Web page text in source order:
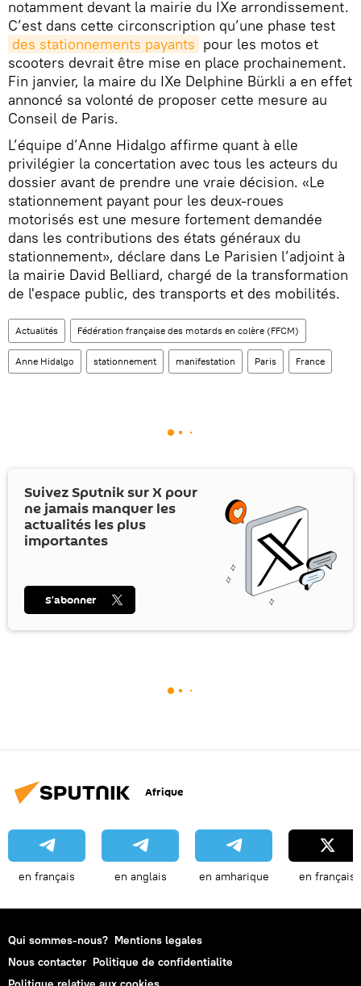
notamment devant la mairie du IXe arrondissement.
C’est dans cette circonscription qu’une phase test
des stationnements payants pour les motos et
scooters devrait être mise en place prochainement.
Fin janvier, la maire du IXe Delphine Bürkli a en effet
annoncé sa volonté de proposer cette mesure au
Conseil de Paris.
L’équipe d’Anne Hidalgo affirme quant à elle
privilégier la concertation avec tous les acteurs du
dossier avant de prendre une vraie décision. «Le
stationnement payant pour les deux-roues
motorisés est une mesure fortement demandée
dans les contributions des états généraux du
stationnement», déclare dans Le Parisien l’adjoint à
la mairie David Belliard, chargé de la transformation
de l'espace public, des transports et des mobilités.
Actualités Fédération française des motards en colère (FFCM)
Anne Hidalgo stationnement manifestation Paris France
Suivez Sputnik surX pour
ne jamais manquer les
actualités les plus
importantes
S’abonner
Afrique
en français en anglais en amharique en français
Qui sommes-nous? Mentions legales
Nous contacter Politique de confidentialite